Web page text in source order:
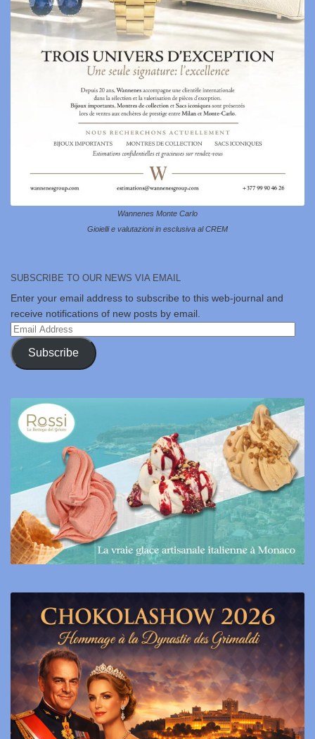
Wannenes Monte Carlo
Gioielli e valutazioni in esclusiva al CREM
SUBSCRIBE TO OUR NEWS VIA EMAIL
Enter your email address to subscribe to this web-journal and
receive notifications of new posts by email.
Email
Address
Subscribe